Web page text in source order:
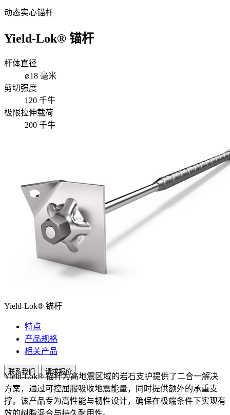
动态实心锚杆
Yield-Lok® 锚杆
杆体直径
⌀18 毫米
剪切强度
120 千牛
极限拉伸载荷
200 千牛
Yield-Lok® 锚杆
特点
产品规格
相关产品
联系我们 请求报价
Yield-Lok® 锚杆为高地震区域的岩石支护提供了二合一解决
方案，通过可控屈服吸收地震能量，同时提供额外的承重支
撑。该产品专为高性能与韧性设计，确保在极端条件下实现有
效的树脂混合与持久耐用性。